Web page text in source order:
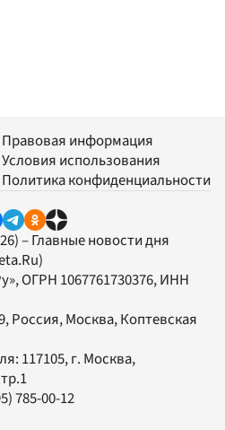
Правовая информация
Условия использования
Политика конфиденциальности
– Главные новости дня
, ОГРН 1067761730376, ИНН
Россия, Москва, Коптевская
117105, г. Москва,
785-00-12